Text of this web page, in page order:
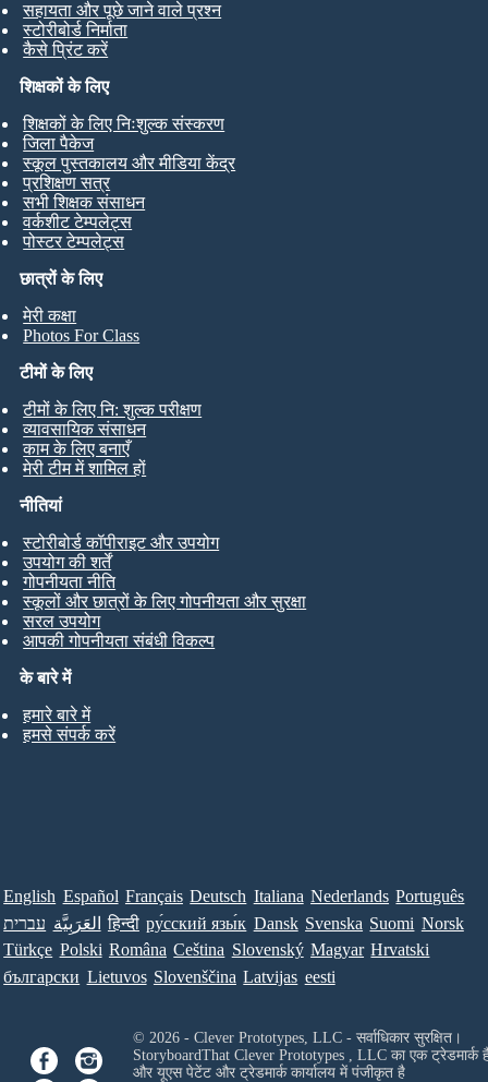
सहायता और पूछे जाने वाले प्रश्न
स्टोरीबोर्ड निर्माता
कैसे प्रिंट करें
छात्रों के लिए
मेरी कक्षा
Photos For Class
शिक्षकों के लिए
शिक्षकों के लिए निःशुल्क संस्करण
जिला पैकेज
स्कूल पुस्तकालय और मीडिया केंद्र
प्रशिक्षण सत्र
सभी शिक्षक संसाधन
वर्कशीट टेम्पलेट्स
पोस्टर टेम्पलेट्स
टीमों के लिए
टीमों के लिए नि: शुल्क परीक्षण
व्यावसायिक संसाधन
काम के लिए बनाएँ
मेरी टीम में शामिल हों
के बारे में
हमारे बारे में
हमसे संपर्क करें
नीतियां
स्टोरीबोर्ड कॉपीराइट और उपयोग
उपयोग की शर्तें
गोपनीयता नीति
स्कूलों और छात्रों के लिए गोपनीयता और सुरक्षा
सरल उपयोग
आपकी गोपनीयता संबंधी विकल्प
English Español Français Deutsch Italiana Nederlands Português
עברית العَرَبِيَّة हिन्दी ру́сский язы́к Dansk Svenska Suomi Norsk
Türkçe Polski Româna Ceština Slovenský Magyar Hrvatski
български Lietuvos Slovenščina Latvijas eesti
© 2026 - Clever Prototypes, LLC - सर्वाधिकार सुरक्षित।
StoryboardThat Clever Prototypes , LLCका एक ट्रेडमार्क
और यूएस पेटेंट और ट्रेडमार्क कार्यालय में पंजीकृत है